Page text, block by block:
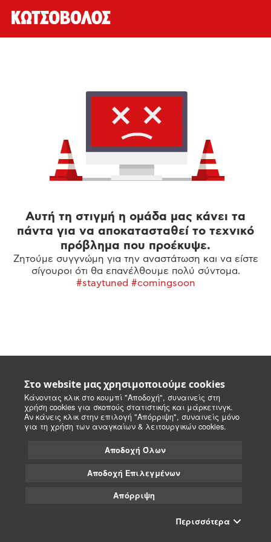
Στο website μας χρησιμοποιούμε cookies
Κάνοντας κλικ στο κουμπί "Αποδοχή", συναινείς στη
χρήση cookies για σκοπούς στατιστικής και μάρκετινγκ.
Αν κάνεις κλικ στην επιλογή "Απόρριψη", συναινείς μόνο
για τη χρήση των αναγκαίων & λειτουργικών cookies.
Αποδοχή Όλων
Αποδοχή Επιλεγμένων
Απόρριψη
Περισσότερα
Αυτή τη στιγμή η ομάδα μας κάνει τα
πάντα για να αποκατασταθεί το τεχνικό
πρόβλημα που προέκυψε.
Ζητούμε συγγνώμη για την αναστάτωση και να είστε
σίγουροι ότι θα επανέλθουμε πολύ σύντομα.
#staytuned #comingsoon